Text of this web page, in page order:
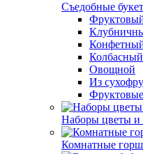
Съедобные
Колбасный
Овощной
Из
Наборы цветы и
Комнатные